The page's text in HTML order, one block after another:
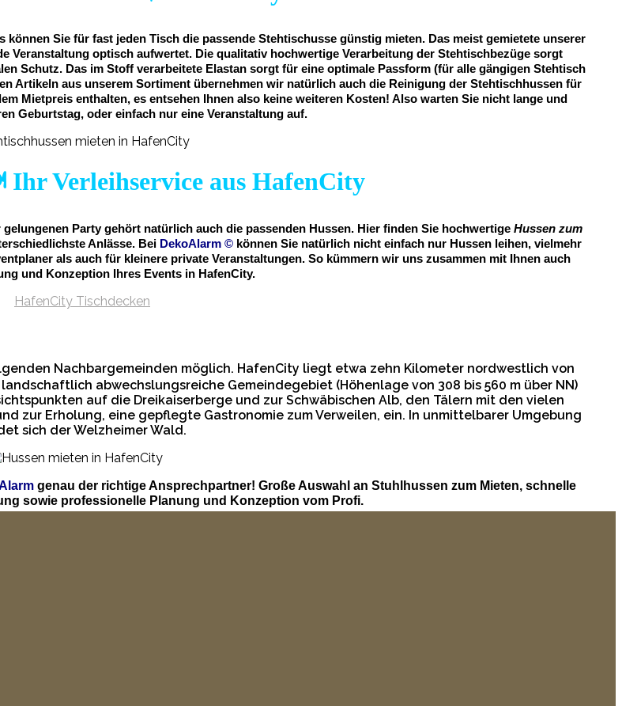
Sie für fast jeden Tisch die passende Stehtischusse günstig mieten. Das meist gemietete unserer
Veranstaltung optisch aufwertet. Die qualitativ hochwertige Verarbeitung der Stehtischbezüge sorgt
Schutz. Das im Stoff verarbeitete Elastan sorgt für eine optimale Passform (für alle gängigen Stehtisch
Artikeln aus unserem Sortiment übernehmen wir natürlich auch die Reinigung der Stehtischhussen für
Mietpreis enthalten, es entsehen Ihnen also keine weiteren Kosten! Also warten Sie nicht lange und
Geburtstag, oder einfach nur eine Veranstaltung auf.
Ihr Verleihservice aus HafenCity
Party gehört natürlich auch die passenden Hussen. Hier finden Sie hochwertige Hussen zum
Anlässe. Bei DekoAlarm © können Sie natürlich nicht einfach nur Hussen leihen, vielmehr
als auch für kleinere private Veranstaltungen. So kümmern wir uns zusammen mit Ihnen auch
und Konzeption Ihres Events in HafenCity.
Nachbargemeinden möglich. HafenCity liegt etwa zehn Kilometer nordwestlich von
abwechslungsreiche Gemeindegebiet (Höhenlage von 308 bis 560 m über NN)
auf die Dreikaiserberge und zur Schwäbischen Alb, den Tälern mit den vielen
zur Erholung, eine gepflegte Gastronomie zum Verweilen, ein. In unmittelbarer Umgebung
sich der Welzheimer Wald.
genau der richtige Ansprechpartner! Große Auswahl an Stuhlhussen zum Mieten, schnelle
sowie professionelle Planung und Konzeption vom Profi.